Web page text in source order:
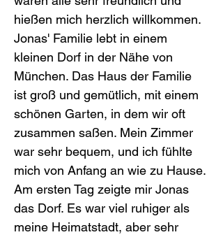
hießen mich herzlich willkommen.
Jonas' Familie lebt in einem
kleinen Dorf in der Nähe von
München. Das Haus der Familie
ist groß und gemütlich, mit einem
schönen Garten, in dem wir oft
zusammen saßen. Mein Zimmer
war sehr bequem, und ich fühlte
mich von Anfang an wie zu Hause.
Am ersten Tag zeigte mir Jonas
das Dorf. Es war viel ruhiger als
meine Heimatstadt, aber sehr